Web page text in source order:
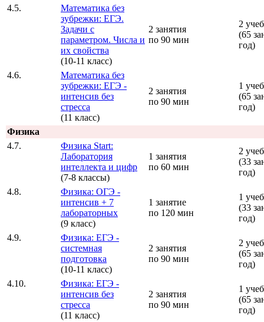
4.5.
Математика без
зубрежки: ЕГЭ.
Задачи с
параметром. Числа и
их свойства
(10-11 класс)
2 занятия
по 90 мин
2
(65
год)
4.6.
Математика без
зубрежки: ЕГЭ -
интенсив без
стресса
(11 класс)
2 занятия
по 90 мин
1
(65
год)
Физика
4.7.
Физика Start:
Лаборатория
интеллекта и цифр
(7-8 классы)
1 занятия
по 60 мин
2
(33
год)
4.8.
Физика: ОГЭ -
интенсив + 7
лабораторных
(9 класс)
1 занятие
по 120 мин
1
(33
год)
4.9.
Физика: ЕГЭ -
системная
подготовка
(10-11 класс)
2 занятия
по 90 мин
2
(65
год)
4.10.
Физика: ЕГЭ -
интенсив без
стресса
(11 класс)
2 занятия
по 90 мин
1
(65
год)